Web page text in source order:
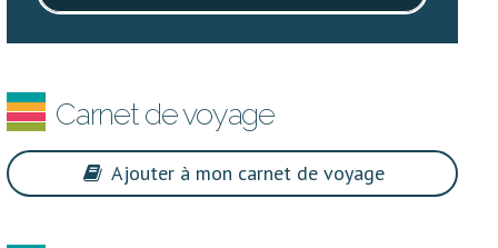
Carnet de voyage
Ajouter à mon carnet de voyage